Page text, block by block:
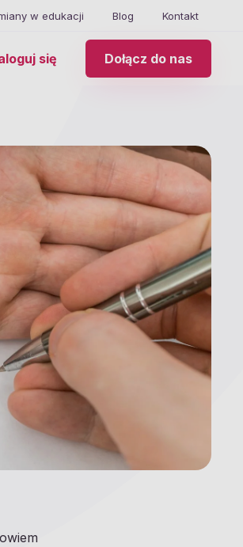
w edukacji Blog Kontakt
się Dołącz do nas